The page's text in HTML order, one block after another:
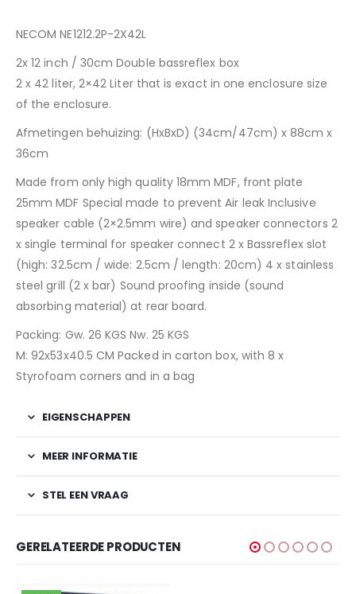
NECOM NE1212.2P-2X42L
2x 12 inch / 30cm Double bassreflex box
2 x 42 liter, 2×42 Liter that is exact in one enclosure size
of the enclosure.
Afmetingen behuizing: (HxBxD) (34cm/47cm) x 88cm x
36cm
Made from only high quality 18mm MDF, front plate
25mm MDF Special made to prevent Air leak Inclusive
speaker cable (2×2.5mm wire) and speaker connectors 2
x single terminal for speaker connect 2 x Bassreflex slot
(high: 32.5cm / wide: 2.5cm / length: 20cm) 4 x stainless
steel grill (2 x bar) Sound proofing inside (sound
absorbing material) at rear board.
Packing: Gw. 26 KGS Nw. 25 KGS
M: 92x53x40.5 CM Packed in carton box, with 8 x
Styrofoam corners and in a bag
EIGENSCHAPPEN
MEER INFORMATIE
STEL EEN VRAAG
GERELATEERDE PRODUCTEN